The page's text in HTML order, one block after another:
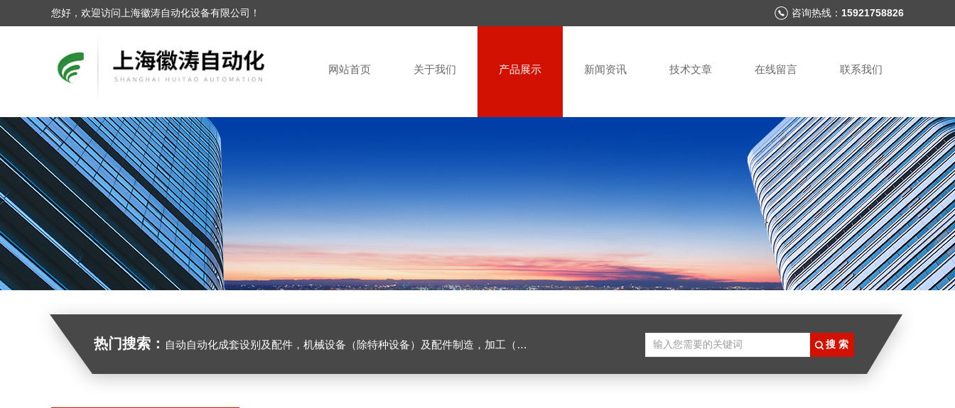
您好，欢迎访问上海徽涛自动化设备有限公司！ 咨询热线： 15921758826
网站首页 关于我们 产品展示 新闻资讯 技术文章 在线留言 联系我们
热门搜索： 自动自动化成套设别及配件，机械设备（除特种设备）及配件制造，加工（以上限分支机构经营），设计，批发，零售，模具，五金制品，工具加工（限分支机构经营），设计，批发，零售。五金交电，金属材料，金属制品，不锈钢制品，建筑材料，钢材，橡塑制品，环保设备，润滑剂，汽车配件，摩托车配件的批发，零售。（企业经营涉及行政许可的，凭许可证件经营）化成套设别及配件，机械设备（除特种设备）及配件制造，加工（以上限分支机构经营），设计，批发，零售，模具，五金制品，工具加工（限分支机构经营），设计，批发，零售。五金交电，金属材料，金属制品，不锈钢制品，建筑材料，钢材，橡塑制品，环保设备，润滑剂，汽车配件，摩托车配件的批发，零售。（企业经营涉及行政许可的，凭许可证件经营）